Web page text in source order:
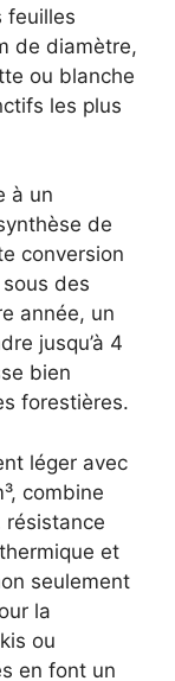
feuilles
de diamètre,
ou blanche
les plus
à un
de
conversion
des
année, un
jusqu’à 4
bien
forestières.
léger avec
combine
résistance
et
seulement
la
ou
en font un